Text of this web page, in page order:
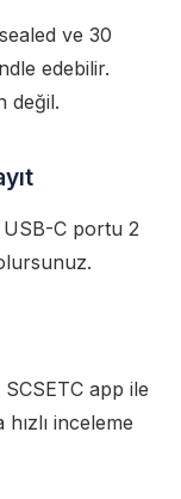
ve 30
edebilir.
değil.
C portu 2
app ile
inceleme